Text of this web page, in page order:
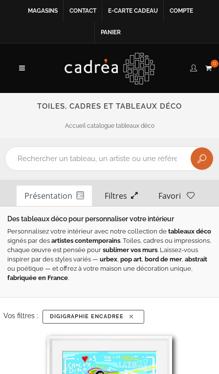
MAGASINS CONTACT E-CARTE CADEAU COMPTE
PANIER
0
TOILES, CADRES ET TABLEAUX DÉCO
Accueil catalogue tableaux déco
Présentation Filtres Favori
Des tableaux déco pour personnaliser votre intérieur
Personnalisez votre intérieur avec notre collection de tableaux déco
signés par des artistes contemporains. Toiles, cadres ou impressions,
chaque œuvre est pensée pour sublimer vos murs. Laissez-vous
inspirer par des styles variés — urbex, pop art, bord de mer, abstrait
ou poétique — et offrez à votre maison une décoration unique,
fabriquée en France.
Vos filtres : DIGIGRAPHIE ENCADREE